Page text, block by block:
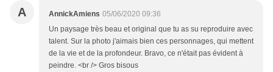
A AnnickAmiens 05/06/2020 09:36
Un paysage très beau et original que tu as su reproduire avec
talent. Sur la photo j'aimais bien ces personnages, qui mettent
de la vie et de la profondeur. Bravo, ce n'était pas évident à
peindre. <br /> Gros bisous